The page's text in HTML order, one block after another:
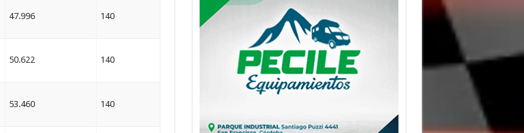
47.996 140
50.622 140
53.460 140